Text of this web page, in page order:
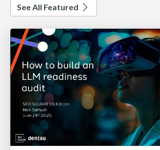
See All Featured